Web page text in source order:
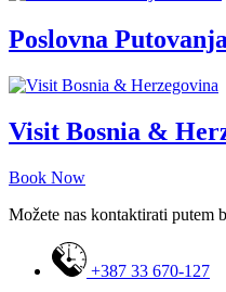
Poslovna
Visit Bosnia &
Book Now
Možete nas kontaktirati putem
+387 33 670-127